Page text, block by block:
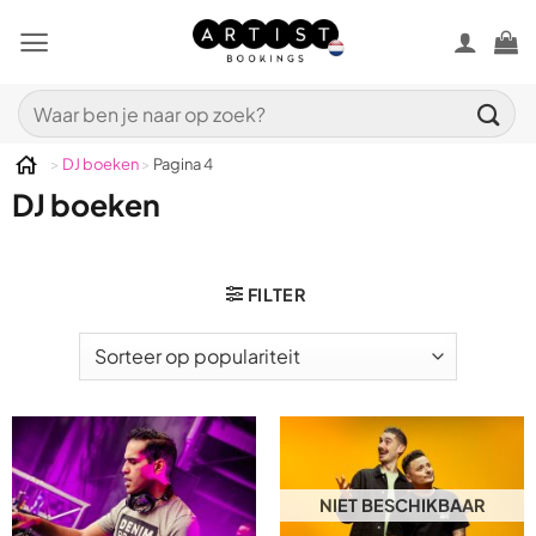
naar
Zoeken
naar:
> DJ boeken> Pagina 4
DJ boeken
FILTER
NIET BESCHIKBAAR